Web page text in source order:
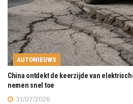
AUTONIEUWS
China ontdekt de keerzijde van
nemen snel toe
31/07/2026